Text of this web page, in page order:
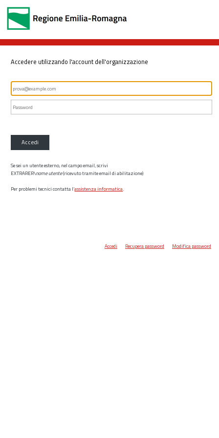
Accedere utilizzando l'account dell'organizzazione
Accedi
Se sei un utente esterno, nel campo email, scrivi
EXTRARER\nome utente(ricevuto tramite email di abilitazione)
Per problemi tecnici contatta l’assistenza informatica.
Accedi Recupera password Modifica password